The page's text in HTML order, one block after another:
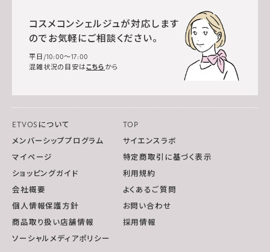
コスメコンシェルジュが対応します
のでお気軽にご相談ください。
平日/10:00～17:00
混雑状況の目安はこちら から
ETVOSについて
TOP
メンバーシッププログラム
サイエンスラボ
マイページ
特定商取引に基づく表示
ショッピングガイド
利用規約
会社概要
よくあるご質問
個人情報保護方針
お問い合わせ
商品取り扱い店舗情報
採用情報
ソーシャルメディアポリシー